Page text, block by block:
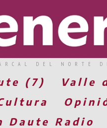
DEL
(7) Valle
Daute Radio